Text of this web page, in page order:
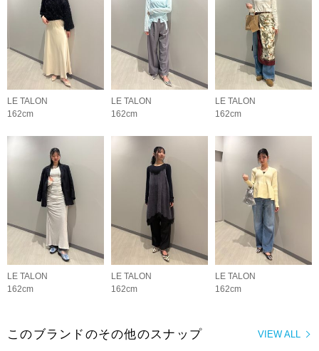
LE TALON
162cm
LE TALON
162cm
LE TALON
162cm
LE TALON
162cm
LE TALON
162cm
LE TALON
162cm
VIEW ALL
このブランドのその他のスナップ